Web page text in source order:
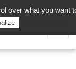
la
over what you want